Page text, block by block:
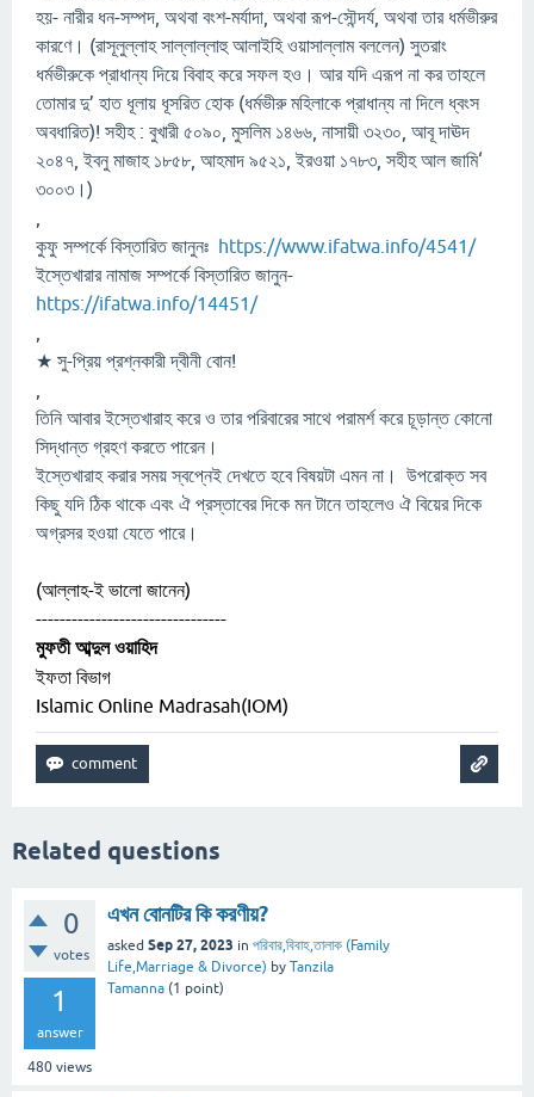
হয়- নারীর ধন-সম্পদ, অথবা বংশ-মর্যাদা, অথবা রূপ-সৌন্দর্য, অথবা তার ধর্মভীরুর
কারণে। (রাসূলুল্লাহ সাল্লাল্লাহু আলাইহি ওয়াসাল্লাম বললেন) সুতরাং
ধর্মভীরুকে প্রাধান্য দিয়ে বিবাহ করে সফল হও। আর যদি এরূপ না কর তাহলে
তোমার দু’ হাত ধূলায় ধূসরিত হোক (ধর্মভীরু মহিলাকে প্রাধান্য না দিলে ধ্বংস
অবধারিত)! সহীহ : বুখারী ৫০৯০, মুসলিম ১৪৬৬, নাসায়ী ৩২৩০, আবূ দাঊদ
২০৪৭, ইবনু মাজাহ ১৮৫৮, আহমাদ ৯৫২১, ইরওয়া ১৭৮৩, সহীহ আল জামি‘
৩০০৩।)
কুফু সম্পর্কে বিস্তারিত জানুনঃ https://www.ifatwa.info/4541/
ইস্তেখারার নামাজ সম্পর্কে বিস্তারিত জানুন-
https://ifatwa.info/14451/
★ সু-প্রিয় প্রশ্নকারী দ্বীনী বোন!
তিনি আবার ইস্তেখারাহ করে ও তার পরিবারের সাথে পরামর্শ করে চূড়ান্ত কোনো
সিদ্ধান্ত গ্রহণ করতে পারেন।
ইস্তেখারাহ করার সময় স্বপ্নেই দেখতে হবে বিষয়টা এমন না। উপরোক্ত সব
কিছু যদি ঠিক থাকে এবং ঐ প্রস্তাবের দিকে মন টানে তাহলেও ঐ বিয়ের দিকে
অগ্রসর হওয়া যেতে পারে।
(আল্লাহ-ই ভালো জানেন)
--------------------------------
মুফতী আব্দুল ওয়াহিদ
ইফতা বিভাগ
Islamic Online Madrasah(IOM)
Related questions
0
votes
1
answer
480 views
এখন বোনটির কি করণীয়?
asked Sep 27, 2023 in পরিবার,বিবাহ,তালাক (Family
Life,Marriage & Divorce) by Tanzila
Tamanna (1 point)